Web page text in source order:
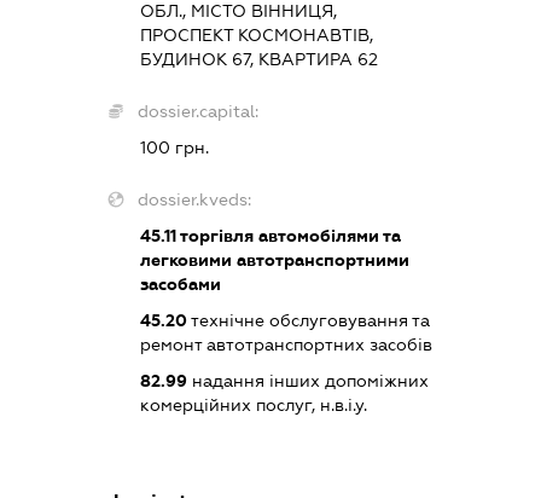
ОБЛ., МІСТО ВІННИЦЯ,
ПРОСПЕКТ КОСМОНАВТІВ,
БУДИНОК 67, КВАРТИРА 62
dossier.capital:
100 грн.
dossier.kveds:
45.11торгівля автомобілями та
легковими автотранспортними
засобами
45.20технічне обслуговування та
ремонт автотранспортних засобів
82.99 надання інших допоміжних
комерційних послуг, н.в.і.у.